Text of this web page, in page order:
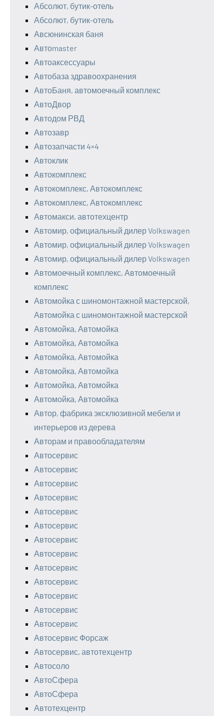
Абсолют, бутик-отель
Абсолют, бутик-отель
Авсюнинская баня
Автоmaster
Автоаксессуары
Автобаза здравоохранения
АвтоБаня, автомоечный комплекс
АвтоДвор
Автодом РВД
Автозавр
Автозапчасти 4×4
Автоклик
Автокомплекс
Автокомплекс, Автокомплекс
Автокомплекс, Автокомплекс
Автомакси, автотехцентр
Автомир, официальный дилер Volkswagen
Автомир, официальный дилер Volkswagen
Автомир, официальный дилер Volkswagen
Автомоечный комплекс, Автомоечный
комплекс
Автомойка с шиномонтажной мастерской,
Автомойка с шиномонтажной мастерской
Автомойка, Автомойка
Автомойка, Автомойка
Автомойка, Автомойка
Автомойка, Автомойка
Автомойка, Автомойка
Автомойка, Автомойка
Автор, фабрика эксклюзивной мебели и
интерьеров из дерева
Авторам и правообладателям
Автосервис
Автосервис
Автосервис
Автосервис
Автосервис
Автосервис
Автосервис
Автосервис
Автосервис
Автосервис
Автосервис
Автосервис
Автосервис
Автосервис Форсаж
Автосервис, автотехцентр
Автосоло
АвтоСфера
АвтоСфера
Автотехцентр